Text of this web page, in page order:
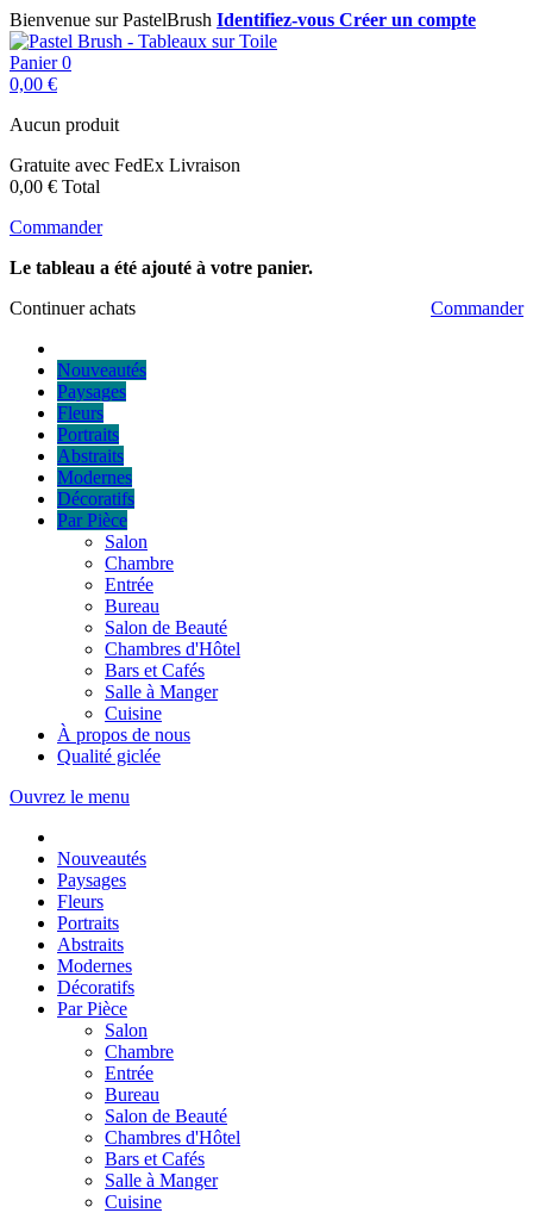
Bienvenue sur PastelBrush Identifiez-vous Créer un compte
Panier 0
0,00 €
Aucun produit
Gratuite avec FedEx Livraison
0,00 € Total
Commander
Le tableau a été ajouté à votre panier.
Continuer achats
Commander
Nouveautés
Paysages
Fleurs
Portraits
Abstraits
Modernes
Décoratifs
Par Pièce
Salon
Chambre
Entrée
Bureau
Salon de Beauté
Chambres d'Hôtel
Bars et Cafés
Salle à Manger
Cuisine
À propos de nous
Qualité giclée
Ouvrez le menu
Nouveautés
Paysages
Fleurs
Portraits
Abstraits
Modernes
Décoratifs
Par Pièce
Salon
Chambre
Entrée
Bureau
Salon de Beauté
Chambres d'Hôtel
Bars et Cafés
Salle à Manger
Cuisine